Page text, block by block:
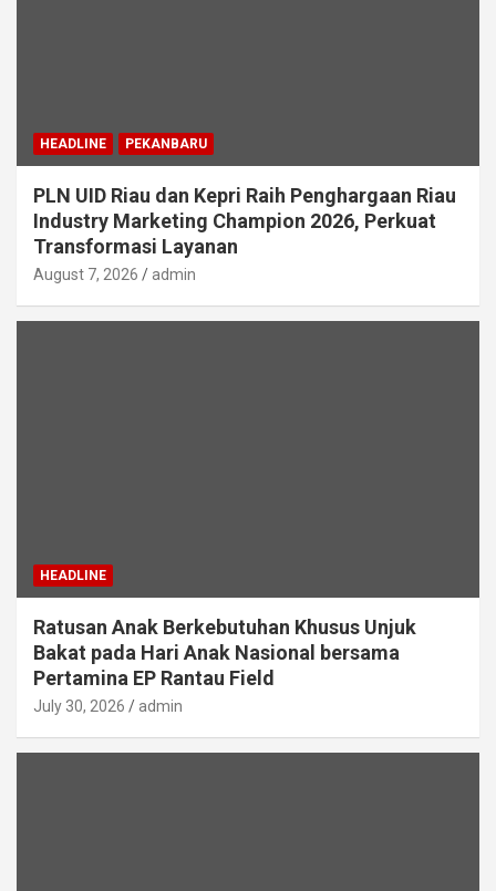
HEADLINE PEKANBARU
PLN UID Riau dan Kepri Raih Penghargaan Riau
Industry Marketing Champion 2026, Perkuat
Transformasi Layanan
August 7, 2026 admin
HEADLINE
Ratusan Anak Berkebutuhan Khusus Unjuk
Bakat pada Hari Anak Nasional bersama
Pertamina EP Rantau Field
July 30, 2026 admin